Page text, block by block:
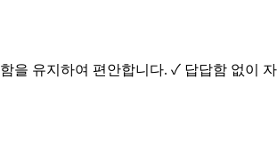
을 유지하여 편안합니다. ✓ 답답함 없이